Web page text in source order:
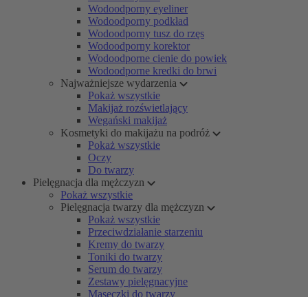
Wodoodporny eyeliner
Wodoodporny podkład
Wodoodporny tusz do rzęs
Wodoodporny korektor
Wodoodporne cienie do powiek
Wodoodporne kredki do brwi
Najważniejsze wydarzenia
Pokaż wszystkie
Makijaż rozświetlający
Wegański makijaż
Kosmetyki do makijażu na podróż
Pokaż wszystkie
Oczy
Do twarzy
Pielęgnacja dla mężczyzn
Pokaż wszystkie
Pielęgnacja twarzy dla mężczyzn
Pokaż wszystkie
Przeciwdziałanie starzeniu
Kremy do twarzy
Toniki do twarzy
Serum do twarzy
Zestawy pielęgnacyjne
Maseczki do twarzy